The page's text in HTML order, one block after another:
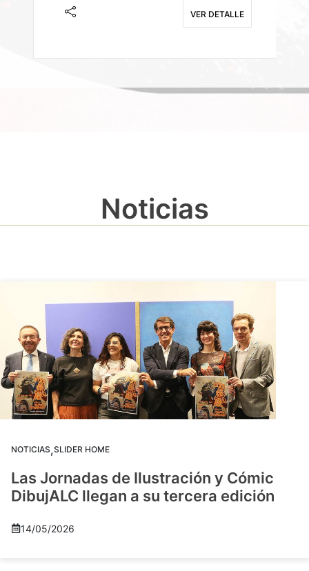
VER DETALLE
Noticias
NOTICIAS,SLIDER HOME
Las Jornadas de Ilustración y Cómic
DibujALC llegan a su tercera edición
14/05/2026